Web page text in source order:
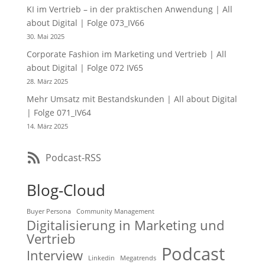
KI im Vertrieb – in der praktischen Anwendung | All
about Digital | Folge 073_IV66
30. Mai 2025
Corporate Fashion im Marketing und Vertrieb | All
about Digital | Folge 072 IV65
28. März 2025
Mehr Umsatz mit Bestandskunden | All about Digital
| Folge 071_IV64
14. März 2025
Podcast-RSS
Blog-Cloud
Buyer Persona Community Management
Digitalisierung in Marketing und
Vertrieb
Interview
Linkedin Megatrends Podcast